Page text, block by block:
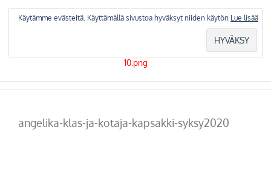
angelika-klas-ja-kotaja-kapsakki-syksy2020
Käytämme evästeitä. Käyttämällä sivustoa hyväksyt niiden käytön Lue lisää